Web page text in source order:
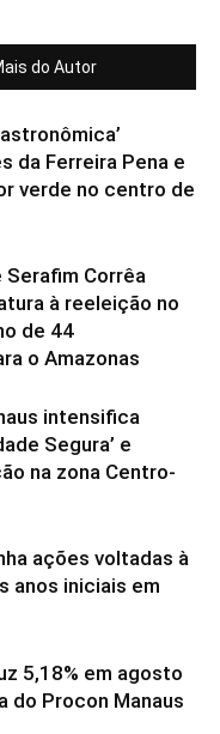
do Autor
da Ferreira Pena e
verde no centro de
Serafim Corrêa
à reeleição no
de 44
o Amazonas
intensifica
Segura’ e
na zona Centro-
ações voltadas à
anos iniciais em
5,18% em agosto
do Procon Manaus